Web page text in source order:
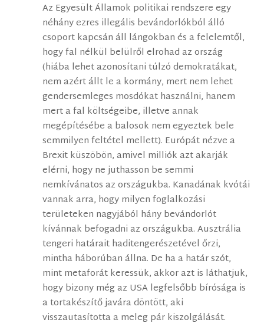
Az Egyesült Államok politikai rendszere egy
néhány ezres illegális bevándorlókból álló
csoport kapcsán áll lángokban és a felelemtől,
hogy fal nélkül belülről elrohad az ország
(hiába lehet azonosítani túlzó demokratákat,
nem azért állt le a kormány, mert nem lehet
gendersemleges mosdókat használni, hanem
mert a fal költségeibe, illetve annak
megépítésébe a balosok nem egyeztek bele
semmilyen feltétel mellett). Európát nézve a
Brexit küszöbön, amivel milliók azt akarják
elérni, hogy ne juthasson be semmi
nemkívánatos az országukba. Kanadának kvótái
vannak arra, hogy milyen foglalkozási
területeken nagyjából hány bevándorlót
kívánnak befogadni az országukba. Ausztrália
tengeri határait haditengerészetével őrzi,
mintha háborúban állna. De ha a határ szót,
mint metaforát keressük, akkor azt is láthatjuk,
hogy bizony még az USA legfelsőbb bírósága is
a tortakészítő javára döntött, aki
visszautasította a meleg pár kiszolgálását.